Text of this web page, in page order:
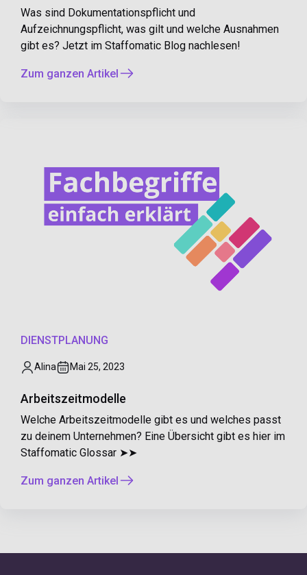
Was sind Dokumentationspflicht und
Aufzeichnungspflicht, was gilt und welche Ausnahmen
gibt es? Jetzt im Staffomatic Blog nachlesen!
Zum ganzen Artikel
DIENSTPLANUNG
Alina Mai 25, 2023
Arbeitszeitmodelle
Welche Arbeitszeitmodelle gibt es und welches passt
zu deinem Unternehmen? Eine Übersicht gibt es hier im
Staffomatic Glossar ➤➤
Zum ganzen Artikel